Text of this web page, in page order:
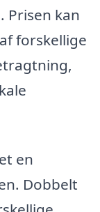
kan
forskellige
en
Dobbelt